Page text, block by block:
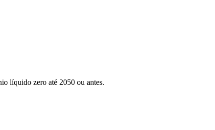
líquido zero até 2050 ou antes.